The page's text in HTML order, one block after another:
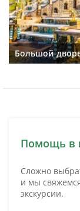
Большой
Помощь в
Сложно
и мы
экскурсии.